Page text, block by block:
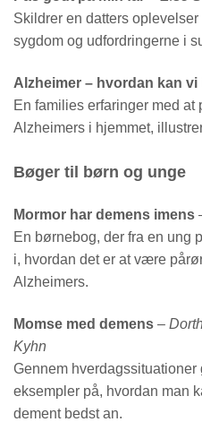
Skildrer en datters
sygdom og udfordringerne i
Alzheimer – hvordan kan
En families erfaringer med at
Alzheimers i hjemmet,
Bøger til børn og unge
Mormor har demens imens
En børnebog, der fra en ung
i, hvordan det er at være
Alzheimers.
Momse med demens –
Kyhn
Gennem hverdagssituationer
eksempler på, hvordan man
dement bedst an.